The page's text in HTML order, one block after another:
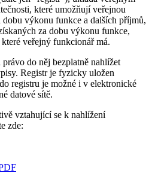
které umožňují veřejnou
výkonu funkce a dalších příjmů,
za dobu výkonu funkce,
veřejný funkcionář má.
do něj bezplatně nahlížet
Registr je fyzicky uložen
registru je možné i v elektronické
datové sítě.
vztahující se k nahlížení
zde: